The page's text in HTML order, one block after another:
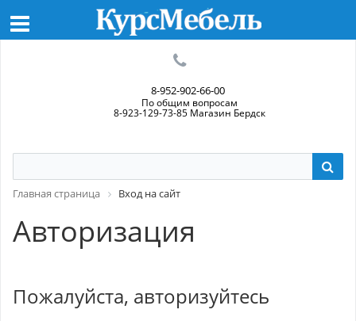
8-952-902-66-00
По общим вопросам
8-923-129-73-85 Магазин Бердск
Главная страница Вход на сайт
Авторизация
Пожалуйста, авторизуйтесь